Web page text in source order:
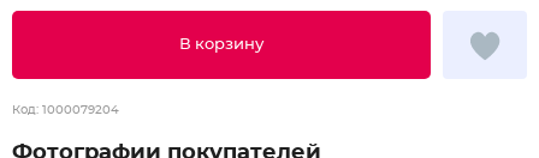
В корзину
Код: 1000079204
Фотографии покупателей